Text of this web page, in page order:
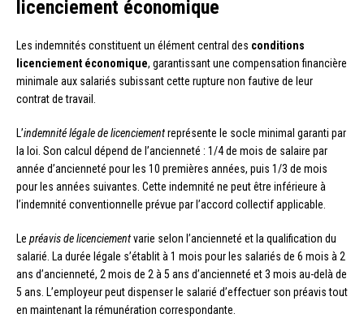
licenciement économique
Les indemnités constituent un élément central des conditions
licenciement économique, garantissant une compensation financière
minimale aux salariés subissant cette rupture non fautive de leur
contrat de travail.
L’indemnité légale de licenciementreprésente le socle minimal garanti par
la loi. Son calcul dépend de l’ancienneté : 1/4 de mois de salaire par
année d’ancienneté pour les 10 premières années, puis 1/3 de mois
pour les années suivantes. Cette indemnité ne peut être inférieure à
l’indemnité conventionnelle prévue par l’accord collectif applicable.
Le préavis de licenciementvarie selon l’ancienneté et la qualification du
salarié. La durée légale s’établit à 1 mois pour les salariés de 6 mois à 2
ans d’ancienneté, 2 mois de 2 à 5 ans d’ancienneté et 3 mois au-delà de
5 ans. L’employeur peut dispenser le salarié d’effectuer son préavis tout
en maintenant la rémunération correspondante.